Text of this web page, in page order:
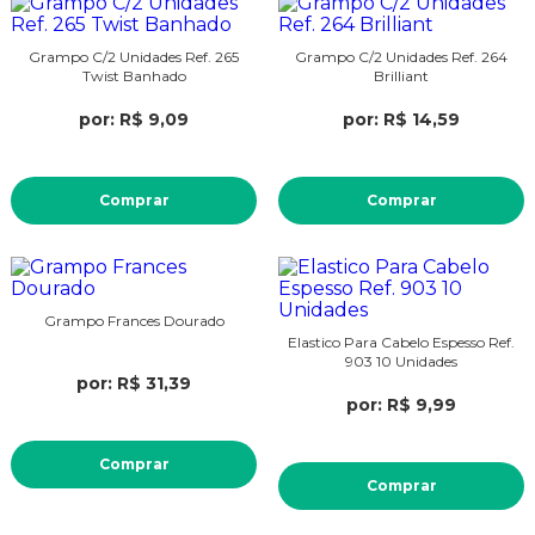
Grampo C/2 Unidades Ref. 265
Twist Banhado
por: R$ 9,09
Comprar
Grampo C/2 Unidades Ref. 264
Brilliant
por: R$ 14,59
Comprar
Grampo Frances Dourado
por: R$ 31,39
Comprar
Elastico Para Cabelo Espesso Ref.
903 10 Unidades
por: R$ 9,99
Comprar